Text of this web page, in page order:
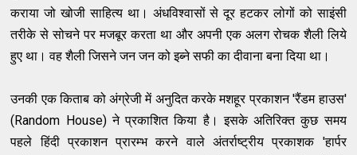
कराया जो खोजी साहित्य था। अंधविश्वासों से दूर हटकर लोगों को साइंसी
तरीके से सोचने पर मजबूर करता था और अपनी एक अलग रोचक शैली लिये
हुए था। वह शैली जिसने जन जन को इब्ने सफी का दीवाना बना दिया था।
उनकी एक किताब को अंग्रेजी में अनुदित करकेमशहूर प्रकाशन 'रैंडम हाउस'
(Random House) ने प्रकाशित किया है। इसके अतिरिक्‍त कुछ समय
पहले हिंदी प्रकाशन प्रारम्‍भ करने वाले अंतर्राष्ट्रीय प्रकाशक 'हार्पर